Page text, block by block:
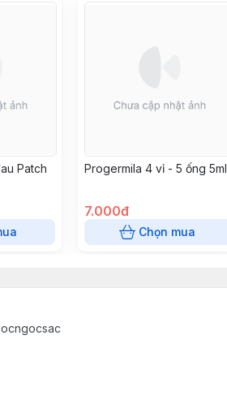
Patch
Progermila 4 vỉ - 5 ống 5ml
7.000đ
Chọn mua